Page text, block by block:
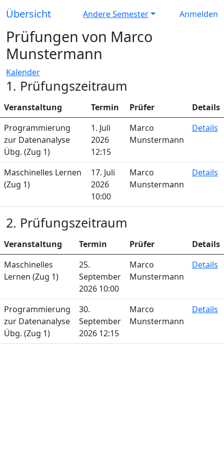
Übersicht Andere Semester Anmelden
Prüfungen von Marco
Munstermann
Kalender
1. Prüfungszeitraum
Veranstaltung Termin Prüfer
Details
Programmierung
zur Datenanalyse
Übg. (Zug 1)
1. Juli
2026
12:15
Marco
Munstermann
Details
Maschinelles Lernen
(Zug 1)
17. Juli
2026
10:00
Marco
Munstermann
Details
2. Prüfungszeitraum
Veranstaltung Termin Prüfer
Details
Maschinelles
Lernen (Zug 1)
25.
September
2026 10:00
Marco
Munstermann
Details
Programmierung
zur Datenanalyse
Übg. (Zug 1)
30.
September
2026 12:15
Marco
Munstermann
Details